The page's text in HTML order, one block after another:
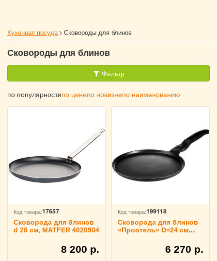
Кухонная посуда Сковороды для блинов
Сковороды для блинов
Фильтр
по популярностипо ценепо новизнепо наименованию
Код товара:17657
Сковорода для блинов
d 28 см, MATFER 4020904
8 200 р.
Код товара:199118
Сковорода для блинов
«Проотель» D=24 см
6 270 р.